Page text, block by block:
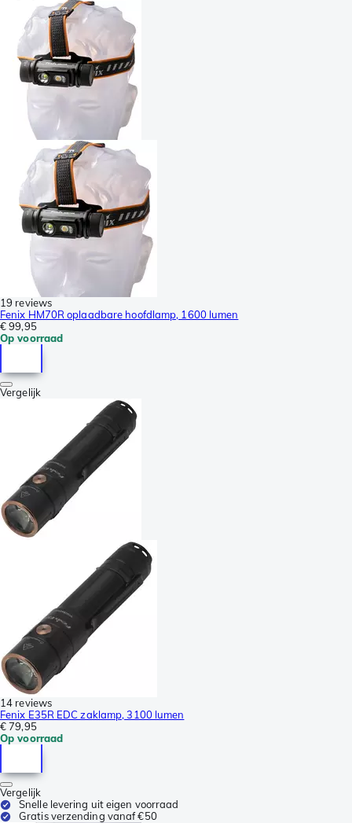
19 reviews
Fenix HM70R oplaadbare hoofdlamp, 1600 lumen
€ 99,95
Op voorraad
Vergelijk
14 reviews
Fenix E35R EDC zaklamp, 3100 lumen
€ 79,95
Op voorraad
Vergelijk
Snelle levering uit eigen voorraad
Gratis verzending vanaf €50